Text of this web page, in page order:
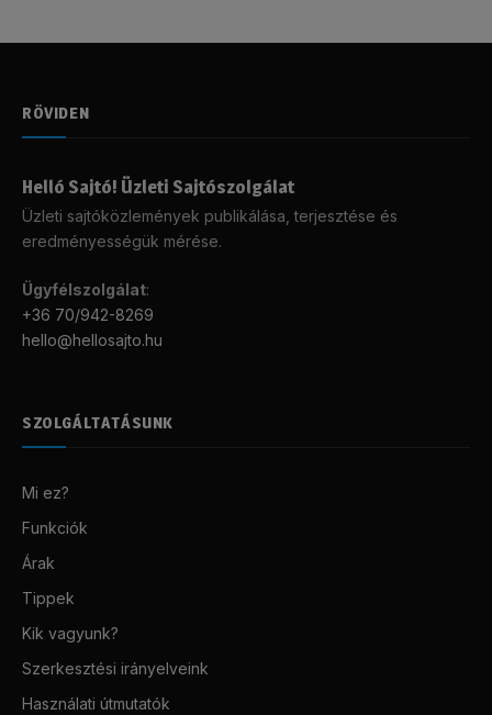
RÖVIDEN
Helló Sajtó! Üzleti Sajtószolgálat
Üzleti sajtóközlemények publikálása, terjesztése és
eredményességük mérése.
Ügyfélszolgálat:
+36 70/942-8269
hello@hellosajto.hu
SZOLGÁLTATÁSUNK
Mi ez?
Funkciók
Árak
Tippek
Kik vagyunk?
Szerkesztési irányelveink
Használati útmutatók